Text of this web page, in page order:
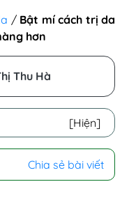
/ Bật mí cách trị da
hơn
Thu Hà
[Hiện]
nheo bạn không
Chia sẻ bài viết